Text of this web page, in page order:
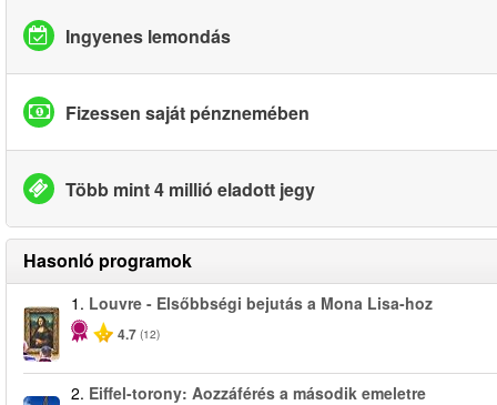
Ingyenes lemondás
Fizessen saját pénznemében
Több mint 4 millió eladott jegy
Hasonló programok
1. Louvre - Elsőbbségi bejutás a Mona Lisa-hoz
4.7 (12)
2. Eiffel-torony: Aozzáférés a második emeletre